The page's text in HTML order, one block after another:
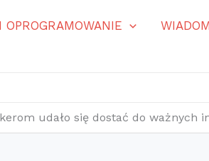
OPROGRAMOWANIE
udało się dostać do ważnych